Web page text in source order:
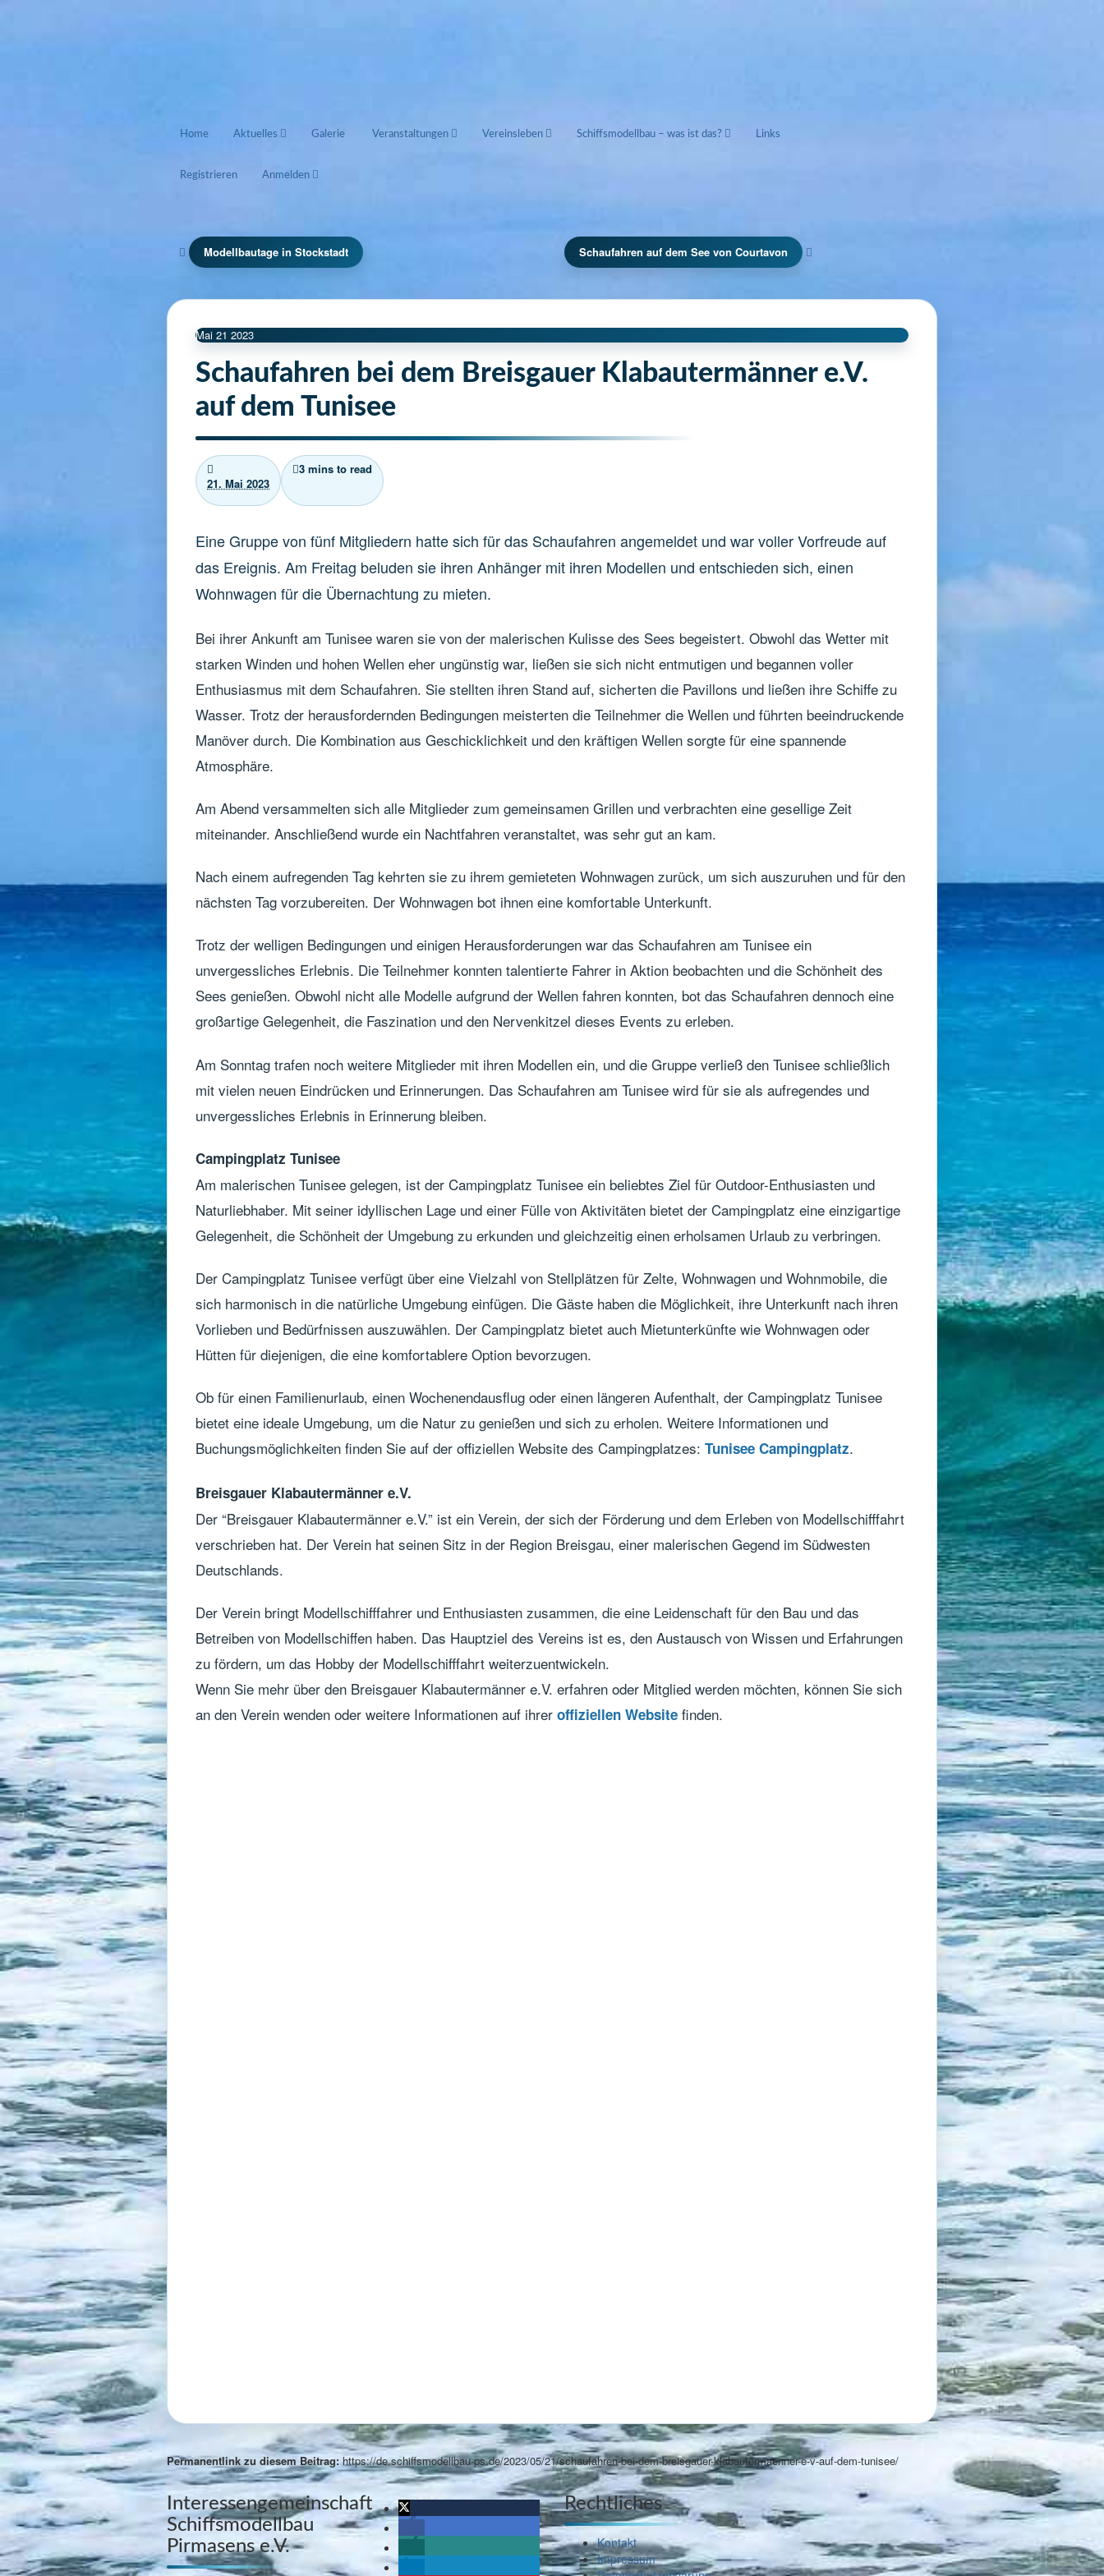
Home Aktuelles Galerie Veranstaltungen Vereinsleben Schiffsmodellbau – was ist das? Links
Registrieren Anmelden
Modellbautage in Stockstadt Schaufahren auf dem See von Courtavon
Mai 21 2023
Schaufahren bei dem Breisgauer Klabautermänner e.V.
auf dem Tunisee
21. Mai 2023
3 mins to read
Eine Gruppe von fünf Mitgliedern hatte sich für das Schaufahren angemeldet und war voller Vorfreude auf
das Ereignis. Am Freitag beluden sie ihren Anhänger mit ihren Modellen und entschieden sich, einen
Wohnwagen für die Übernachtung zu mieten.
Bei ihrer Ankunft am Tunisee waren sie von der malerischen Kulisse des Sees begeistert. Obwohl das Wetter mit
starken Winden und hohen Wellen eher ungünstig war, ließen sie sich nicht entmutigen und begannen voller
Enthusiasmus mit dem Schaufahren. Sie stellten ihren Stand auf, sicherten die Pavillons und ließen ihre Schiffe zu
Wasser. Trotz der herausfordernden Bedingungen meisterten die Teilnehmer die Wellen und führten beeindruckende
Manöver durch. Die Kombination aus Geschicklichkeit und den kräftigen Wellen sorgte für eine spannende
Atmosphäre.
Am Abend versammelten sich alle Mitglieder zum gemeinsamen Grillen und verbrachten eine gesellige Zeit
miteinander. Anschließend wurde ein Nachtfahren veranstaltet, was sehr gut an kam.
Nach einem aufregenden Tag kehrten sie zu ihrem gemieteten Wohnwagen zurück, um sich auszuruhen und für den
nächsten Tag vorzubereiten. Der Wohnwagen bot ihnen eine komfortable Unterkunft.
Trotz der welligen Bedingungen und einigen Herausforderungen war das Schaufahren am Tunisee ein
unvergessliches Erlebnis. Die Teilnehmer konnten talentierte Fahrer in Aktion beobachten und die Schönheit des
Sees genießen. Obwohl nicht alle Modelle aufgrund der Wellen fahren konnten, bot das Schaufahren dennoch eine
großartige Gelegenheit, die Faszination und den Nervenkitzel dieses Events zu erleben.
Am Sonntag trafen noch weitere Mitglieder mit ihren Modellen ein, und die Gruppe verließ den Tunisee schließlich
mit vielen neuen Eindrücken und Erinnerungen. Das Schaufahren am Tunisee wird für sie als aufregendes und
unvergessliches Erlebnis in Erinnerung bleiben.
Campingplatz Tunisee
Am malerischen Tunisee gelegen, ist der Campingplatz Tunisee ein beliebtes Ziel für Outdoor-Enthusiasten und
Naturliebhaber. Mit seiner idyllischen Lage und einer Fülle von Aktivitäten bietet der Campingplatz eine einzigartige
Gelegenheit, die Schönheit der Umgebung zu erkunden und gleichzeitig einen erholsamen Urlaub zu verbringen.
Der Campingplatz Tunisee verfügt über eine Vielzahl von Stellplätzen für Zelte, Wohnwagen und Wohnmobile, die
sich harmonisch in die natürliche Umgebung einfügen. Die Gäste haben die Möglichkeit, ihre Unterkunft nach ihren
Vorlieben und Bedürfnissen auszuwählen. Der Campingplatz bietet auch Mietunterkünfte wie Wohnwagen oder
Hütten für diejenigen, die eine komfortablere Option bevorzugen.
Ob für einen Familienurlaub, einen Wochenendausflug oder einen längeren Aufenthalt, der Campingplatz Tunisee
bietet eine ideale Umgebung, um die Natur zu genießen und sich zu erholen. Weitere Informationen und
Buchungsmöglichkeiten finden Sie auf der offiziellen Website des Campingplatzes: Tunisee Campingplatz.
Breisgauer Klabautermänner e.V.
Der “Breisgauer Klabautermänner e.V.” ist ein Verein, der sich der Förderung und dem Erleben von Modellschifffahrt
verschrieben hat. Der Verein hat seinen Sitz in der Region Breisgau, einer malerischen Gegend im Südwesten
Deutschlands.
Der Verein bringt Modellschifffahrer und Enthusiasten zusammen, die eine Leidenschaft für den Bau und das
Betreiben von Modellschiffen haben. Das Hauptziel des Vereins ist es, den Austausch von Wissen und Erfahrungen
zu fördern, um das Hobby der Modellschifffahrt weiterzuentwickeln.
Wenn Sie mehr über den Breisgauer Klabautermänner e.V. erfahren oder Mitglied werden möchten, können Sie sich
an den Verein wenden oder weitere Informationen auf ihrer offiziellen Website finden.
Permanentlink zu diesem Beitrag:https://de.schiffsmodellbau-ps.de/2023/05/21/schaufahren-bei-dem-breisgauer-klabautermaenner-e-v-auf-dem-tunisee/
Interessengemeinschaft
Schiffsmodellbau
Pirmasens e.V.
Rechtliches
Kontakt
Impressum